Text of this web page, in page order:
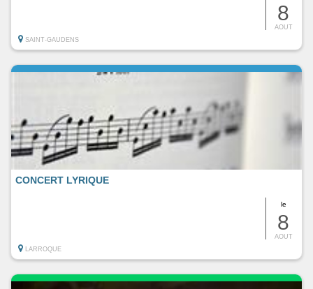
8
AOUT
SAINT-GAUDENS
le
8
AOUT
CONCERT LYRIQUE
LARROQUE